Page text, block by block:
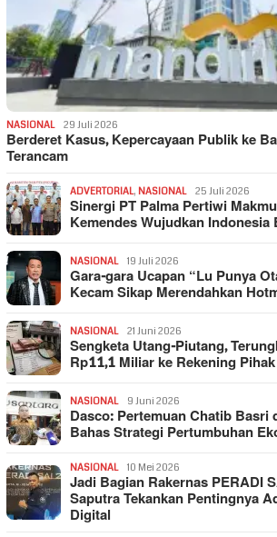
NASIONAL 29 Juli 2026
Berderet Kasus, Kepercayaan Publik ke
Terancam
ADVERTORIAL, NASIONAL 25 Juli 2026
Sinergi PT Palma Pertiwi
Kemendes Wujudkan Indonesia
NASIONAL 19 Juli 2026
Gara-gara Ucapan “Lu Punya
Kecam Sikap Merendahkan
NASIONAL 21 Juni 2026
Sengketa Utang-Piutang,
Rp11,1 Miliar ke Rekening
NASIONAL 9 Juni 2026
Dasco: Pertemuan Chatib Basri
Bahas Strategi Pertumbuhan
NASIONAL 10 Mei 2026
Jadi Bagian Rakernas PERADI
Saputra Tekankan Pentingnya
Digital